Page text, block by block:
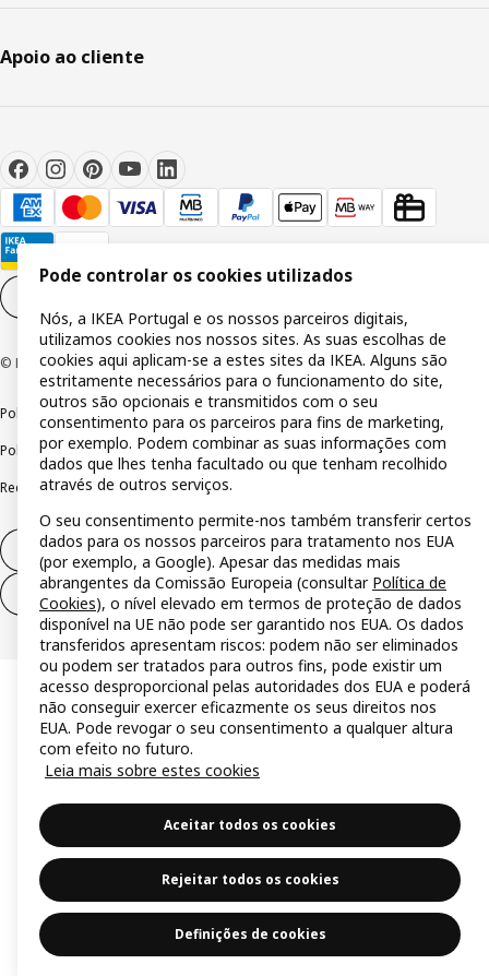
Apoio ao cliente
© Inter IKEA Systems B.V 1999-2026
Política de privacidade Política de cookiesTermos de utilização
Política de divulgação responsávelLivro de reclamações
Reclamações e resolução de litígios
Direito de livre resolução
Direito de livre resolução (serviços)
Pode controlar os cookies utilizados
Nós, a IKEA Portugal e os nossos parceiros digitais,
utilizamos cookies nos nossos sites. As suas escolhas de
cookies aqui aplicam-se a estes sites da IKEA. Alguns são
estritamente necessários para o funcionamento do site,
outros são opcionais e transmitidos com o seu
consentimento para os parceiros para fins de marketing,
por exemplo. Podem combinar as suas informações com
dados que lhes tenha facultado ou que tenham recolhido
através de outros serviços.
O seu consentimento permite-nos também transferir certos
dados para os nossos parceiros para tratamento nos EUA
(por exemplo, a Google). Apesar das medidas mais
abrangentes da Comissão Europeia (consultar Política de
Cookies), o nível elevado em termos de proteção de dados
disponível na UE não pode ser garantido nos EUA. Os dados
transferidos apresentam riscos: podem não ser eliminados
ou podem ser tratados para outros fins, pode existir um
acesso desproporcional pelas autoridades dos EUA e poderá
não conseguir exercer eficazmente os seus direitos nos
EUA. Pode revogar o seu consentimento a qualquer altura
com efeito no futuro.
Leia mais sobre estes cookies
Aceitar todos os cookies
Rejeitar todos os cookies
Definições de cookies